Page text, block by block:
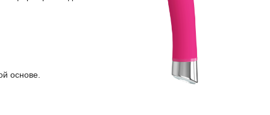
основе.